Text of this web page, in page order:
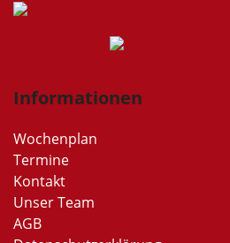
Informationen
Wochenplan
Termine
Kontakt
Unser Team
AGB